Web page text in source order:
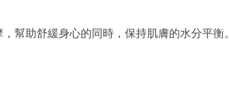
幫助舒緩身心的同時，保持肌膚的水分平衡。